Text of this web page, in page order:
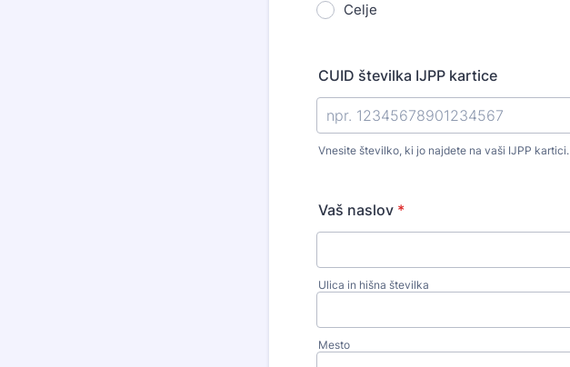
Celje
CUID številka IJPP kartice
Vnesite številko, ki jo najdete na vaši IJPP kartici.
Vaš naslov *
Ulica in hišna številka
Mesto